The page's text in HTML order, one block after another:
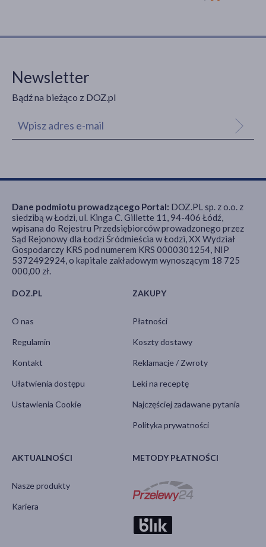
Newsletter
Bądź na bieżąco z DOZ.pl
DOZ.PL
O nas
Regulamin
Kontakt
Ułatwienia dostępu
Ustawienia Cookie
ZAKUPY
Płatności
Koszty dostawy
Reklamacje / Zwroty
Leki na receptę
Najczęściej zadawane pytania
Polityka prywatności
AKTUALNOŚCI
Nasze produkty
Kariera
METODY PŁATNOŚCI
Dane podmiotu prowadzącego Portal: DOZ.PL sp. z o.o. z
siedzibą w Łodzi, ul. Kinga C. Gillette 11, 94-406 Łódź,
wpisana do Rejestru Przedsiębiorców prowadzonego przez
Sąd Rejonowy dla Łodzi Śródmieścia w Łodzi, XX Wydział
Gospodarczy KRS pod numerem KRS 0000301254, NIP
5372492924, o kapitale zakładowym wynoszącym 18 725
000,00 zł.